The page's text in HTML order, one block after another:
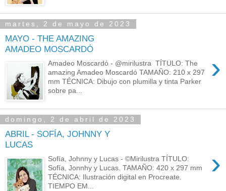
martes, 2 de mayo de 2023
MAYO - THE AMAZING
AMADEO MOSCARDÓ
›
Amadeo Moscardó - @mirilustra TÍTULO: The
amazing Amadeo Moscardó TAMAÑO: 210 x 297
mm TÉCNICA: Dibujo con plumilla y tinta Parker
sobre pa...
domingo, 2 de abril de 2023
ABRIL - SOFÍA, JOHNNY Y
LUCAS
›
Sofía, Johnny y Lucas - ©Mirilustra TÍTULO:
Sofía, Jonnhy y Lucas. TAMAÑO: 420 x 297 mm
TÉCNICA: Ilustración digital en Procreate.
TIEMPO EM...